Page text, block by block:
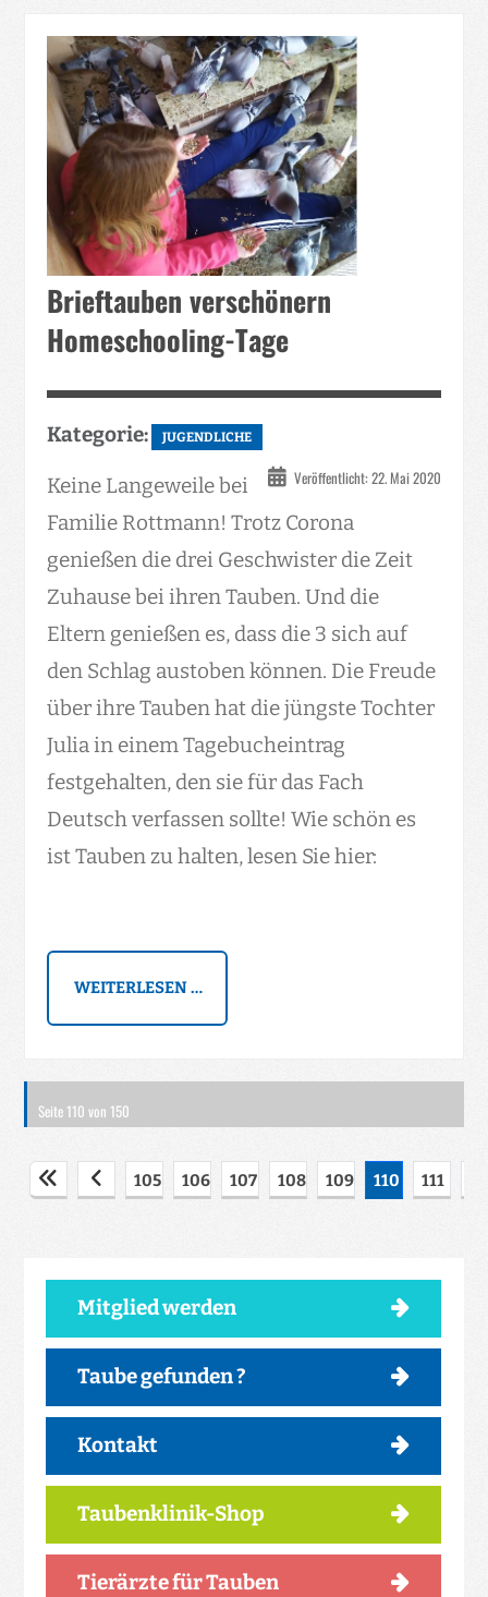
Brieftauben verschönern
Homeschooling-Tage
Kategorie: JUGENDLICHE
Veröffentlicht: 22. Mai 2020
Keine Langeweile bei
Familie Rottmann! Trotz Corona
genießen die drei Geschwister die Zeit
Zuhause bei ihren Tauben. Und die
Eltern genießen es, dass die 3 sich auf
den Schlag austoben können. Die Freude
über ihre Tauben hat die jüngste Tochter
Julia in einem Tagebucheintrag
festgehalten, den sie für das Fach
Deutsch verfassen sollte! Wie schön es
ist Tauben zu halten, lesen Sie hier:
WEITERLESEN …
Seite 110 von 150
105 106 107 108 109 110 111
Mitglied werden
Taube gefunden ?
Kontakt
Taubenklinik-Shop
Tierärzte für Tauben